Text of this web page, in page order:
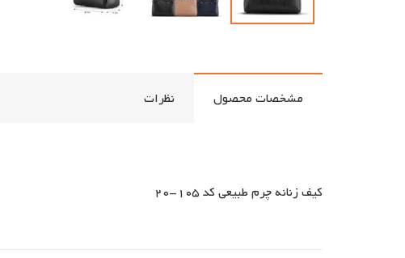
مشخصات محصول نظرات
کیف زنانه چرم طبیعی کد 105-20